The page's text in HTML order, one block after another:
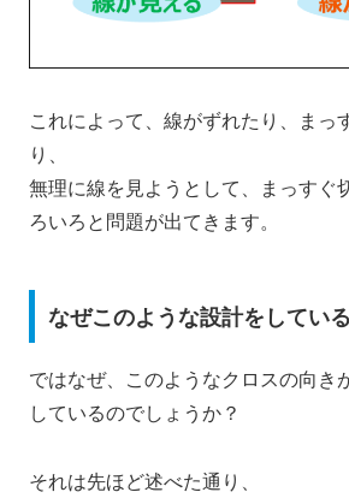
これによって、線がずれたり、まっ
り、
無理に線を見ようとして、まっすぐ
ろいろと問題が出てきます。
なぜこのような設計をしてい
ではなぜ、このようなクロスの向き
しているのでしょうか？
それは先ほど述べた通り、